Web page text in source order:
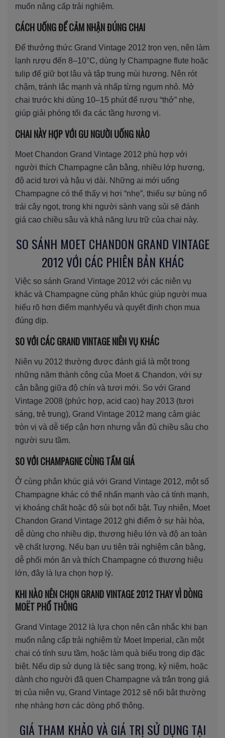
muốn nâng cấp trải nghiệm.
CÁCH UỐNG ĐỂ CẢM NHẬN ĐÚNG CHAI
Để thưởng thức Grand Vintage 2012 trọn vẹn, nên làm
lạnh rượu đến 8–10°C, dùng ly Champagne flute hoặc
tulip để giữ bọt lâu và tập trung mùi hương. Nên rót
chậm, tránh lắc mạnh và nhấp từng ngụm nhỏ. Mở
chai trước khi dùng 10–15 phút để rượu “thở” nhẹ,
giúp giải phóng tối đa các tầng hương vị.
CHAI NÀY HỢP VỚI GU NGƯỜI UỐNG NÀO
Moet Chandon Grand Vintage 2012 phù hợp với
người thích Champagne cân bằng, nhiều lớp hương,
độ acid tươi và hậu vị dài. Những ai mới uống
Champagne có thể thấy vị hơi “nhẹ”, thiếu sự bùng nổ
trái cây ngọt, trong khi người sành vang sủi sẽ đánh
giá cao chiều sâu và khả năng lưu trữ của chai này.
SO SÁNH MOET CHANDON GRAND VINTAGE
2012 VỚI CÁC PHIÊN BẢN KHÁC
Việc so sánh Grand Vintage 2012 với các niên vụ
khác và Champagne cùng phân khúc giúp người mua
hiểu rõ hơn điểm mạnh/yếu và quyết định chọn mua
đúng dịp.
SO VỚI CÁC GRAND VINTAGE NIÊN VỤ KHÁC
Niên vụ 2012 thường được đánh giá là một trong
những năm thành công của Moet & Chandon, với sự
cân bằng giữa độ chín và tươi mới. So với Grand
Vintage 2008 (phức hợp, acid cao) hay 2013 (tươi
sáng, trẻ trung), Grand Vintage 2012 mang cảm giác
tròn vị và dễ tiếp cận hơn nhưng vẫn đủ chiều sâu cho
người sưu tầm.
SO VỚI CHAMPAGNE CÙNG TẦM GIÁ
Ở cùng phân khúc giá với Grand Vintage 2012, một số
Champagne khác có thể nhấn mạnh vào cá tính mạnh,
vị khoáng chất hoặc độ sủi bọt nổi bật. Tuy nhiên, Moet
Chandon Grand Vintage 2012 ghi điểm ở sự hài hòa,
dễ dùng cho nhiều dịp, thương hiệu lớn và độ an toàn
về chất lượng. Nếu bạn ưu tiên trải nghiệm cân bằng,
dễ phối món ăn và thích Champagne có thương hiệu
lớn, đây là lựa chọn hợp lý.
KHI NÀO NÊN CHỌN GRAND VINTAGE 2012 THAY VÌ DÒNG
MOËT PHỔ THÔNG
Grand Vintage 2012 là lựa chọn nên cân nhắc khi bạn
muốn nâng cấp trải nghiệm từ Moet Imperial, cần một
chai có tính sưu tầm, hoặc làm quà biếu trong dịp đặc
biệt. Nếu dịp sử dụng là tiệc sang trọng, kỷ niệm, hoặc
dành cho người đã quen Champagne và trân trọng giá
trị của niên vụ, Grand Vintage 2012 sẽ nổi bật thường
nhẹ nhàng hơn các dòng phổ thông.
GIÁ THAM KHẢO VÀ GIÁ TRỊ SỬ DỤNG TẠI